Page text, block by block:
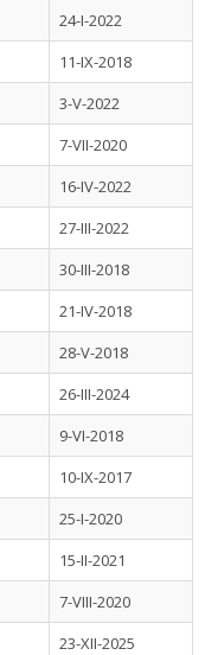
24-I-2022
11-IX-2018
3-V-2022
7-VII-2020
16-IV-2022
27-III-2022
30-III-2018
21-IV-2018
28-V-2018
26-III-2024
9-VI-2018
10-IX-2017
25-I-2020
15-II-2021
7-VIII-2020
23-XII-2025